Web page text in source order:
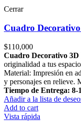
Cerrar
Cuadro
$110,000
Cuadro Decorativo
originalidad a tus
Material: Impresión en
y personajes en relieve.
Tiempo de Entrega: 8-
Añadir a la lista de
Add to cart
Vista rápida